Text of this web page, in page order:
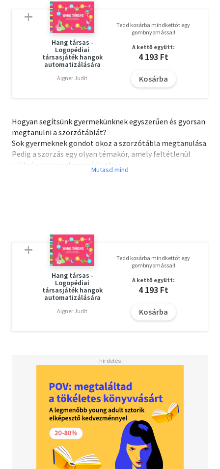
Hang társas -
Logopédiai
társasjáték hangok
automatizálására
Aigner Judit
Tedd kosárba mindkettőt egy
gombnyomással!
A kettő együtt:
4 193 Ft
Kosárba
Hogyan segítsünk gyermekünknek egyszerűen és gyorsan
megtanulni a szorzótáblát?
Sok gyermeknek gondot okoz a szorzótábla megtanulása.
Pedig a szorzás egy olyan témakör, amely feltétlenül
szükséges a mindennapi élethez.
azért, hogy a tanulás élvezetes legyen, másrészt
azért, hogy a megszerzett tudás maradandó legyen.
Hang társas -
Logopédiai
társasjáték hangok
automatizálására
Aigner Judit
Tedd kosárba mindkettőt egy
gombnyomással!
A kettő együtt:
4 193 Ft
Kosárba